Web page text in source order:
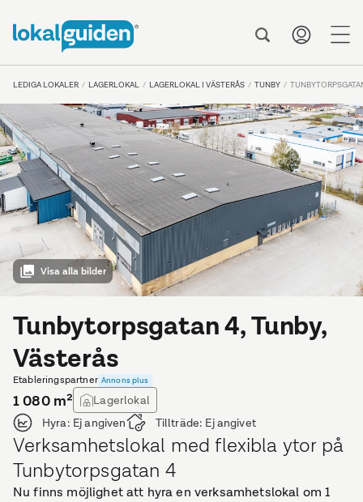
LEDIGA LOKALER LAGERLOKAL LAGERLOKAL I VÄSTERÅS TUNBY
Visa alla bilder
Tunbytorpsgatan 4, Tunby,
Västerås
Etableringspartner Annons plus
1 080m²
Lagerlokal
Hyra: Ej angiven Tillträde: Ej angivet
Verksamhetslokal med flexibla ytor på
Tunbytorpsgatan 4
Nu finns möjlighet att hyra en verksamhetslokal om 1